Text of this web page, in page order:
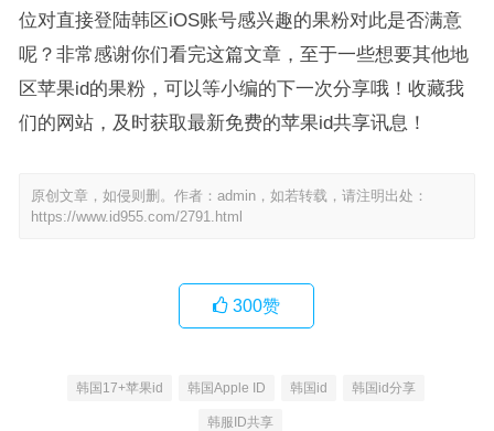
位对直接登陆韩区iOS账号感兴趣的果粉对此是否满意
呢？非常感谢你们看完这篇文章，至于一些想要其他地
区苹果id的果粉，可以等小编的下一次分享哦！收藏我
们的网站，及时获取最新免费的苹果id共享讯息！
原创文章，如侵则删。作者：admin，如若转载，请注明出处：
https://www.id955.com/2791.html
300赞
韩国17+苹果id 韩国Apple ID 韩国id 韩国id分享
韩服ID共享